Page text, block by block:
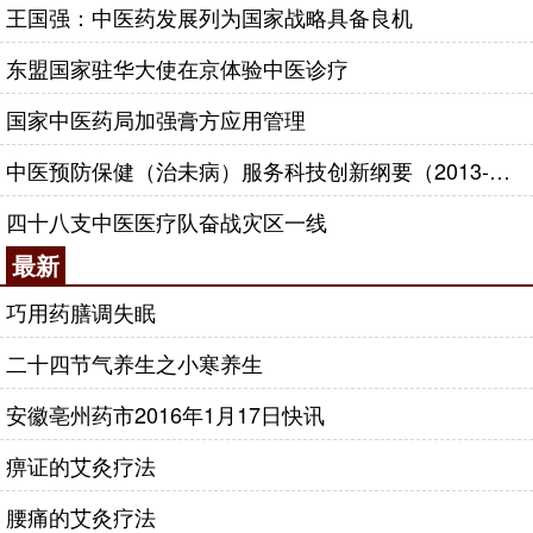
王国强：中医药发展列为国家战略具备良机
东盟国家驻华大使在京体验中医诊疗
国家中医药局加强膏方应用管理
中医预防保健（治未病）服务科技创新纲要（2013-2020年）
四十八支中医医疗队奋战灾区一线
最新
巧用药膳调失眠
二十四节气养生之小寒养生
安徽亳州药市2016年1月17日快讯
痹证的艾灸疗法
腰痛的艾灸疗法